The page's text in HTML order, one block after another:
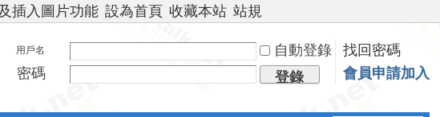
插入圖片功能 設為首頁 收藏本站 站規
用戶名 自動登錄
找回密碼
密碼
登錄 會員申請加入